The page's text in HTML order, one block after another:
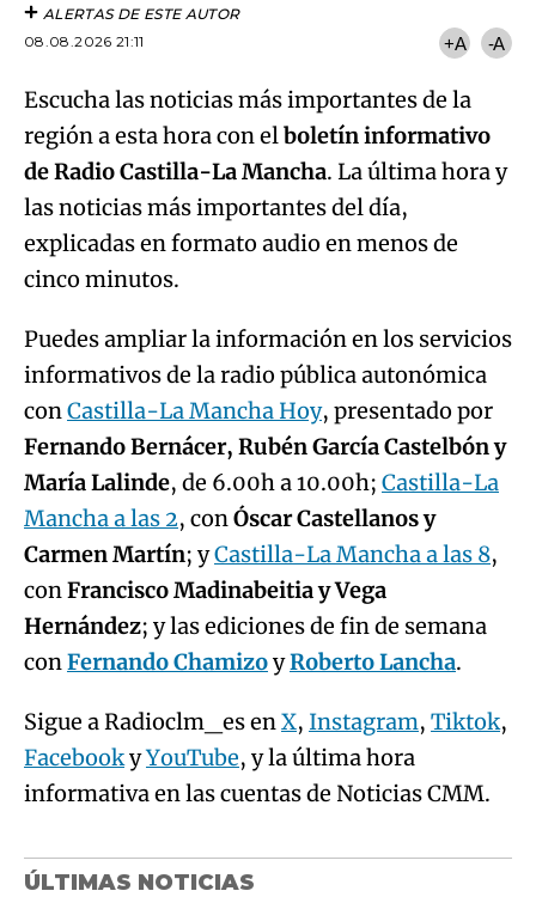
ALERTAS DE ESTE AUTOR
08.08.2026 21:11
+A -A
Escucha las noticias más importantes de la
región a esta hora con elboletín informativo
de Radio Castilla-La Mancha. La última hora y
las noticias más importantes del día,
explicadas en formato audio en menos de
cinco minutos.
Puedes ampliar la información en los servicios
informativos de la radio pública autonómica
conCastilla-La Mancha Hoy, presentado por
Fernando Bernácer, Rubén García Castelbón y
María Lalinde, de 6.00h a 10.00h; Castilla-La
Mancha a las 2, conÓscar Castellanos y
Carmen Martín; yCastilla-La Mancha a las 8,
conFrancisco Madinabeitia y Vega
Hernández; y las ediciones de fin de semana
conFernando ChamizoyRoberto Lancha.
Sigue a Radioclm_es enX, Instagram, Tiktok,
FacebookyYouTube, y la última hora
informativa en las cuentas de Noticias CMM.
ÚLTIMAS NOTICIAS